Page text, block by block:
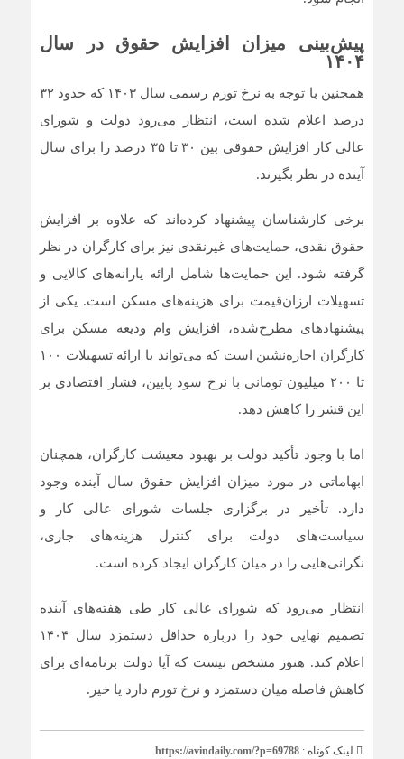
پیش‌بینی میزان افزایش حقوق در سال
۱۴۰۴
همچنین با توجه به نرخ تورم رسمی سال ۱۴۰۳ که حدود ۳۲
درصد اعلام شده است، انتظار می‌رود دولت و شورای
عالی کار افزایش حقوقی بین ۳۰ تا ۳۵ درصد را برای سال
آینده در نظر بگیرند.
برخی کارشناسان پیشنهاد کرده‌اند که علاوه بر افزایش
حقوق نقدی، حمایت‌های غیرنقدی نیز برای کارگران در نظر
گرفته شود. این حمایت‌ها شامل ارائه یارانه‌های کالایی و
تسهیلات ارزان‌قیمت برای هزینه‌های مسکن است. یکی از
پیشنهادهای مطرح‌شده، افزایش وام ودیعه مسکن برای
کارگران اجاره‌نشین است که می‌تواند با ارائه تسهیلات ۱۰۰
تا ۲۰۰ میلیون تومانی با نرخ سود پایین، فشار اقتصادی بر
این قشر را کاهش دهد.
اما با وجود تأکید دولت بر بهبود معیشت کارگران، همچنان
ابهاماتی در مورد میزان افزایش حقوق سال آینده وجود
دارد. تأخیر در برگزاری جلسات شورای عالی کار و
سیاست‌های دولت برای کنترل هزینه‌های جاری،
نگرانی‌هایی را در میان کارگران ایجاد کرده است.
انتظار می‌رود که شورای عالی کار طی هفته‌های آینده
تصمیم نهایی خود را درباره حداقل دستمزد سال ۱۴۰۴
اعلام کند. هنوز مشخص نیست که آیا دولت برنامه‌ای برای
کاهش فاصله میان دستمزد و نرخ تورم دارد یا خیر.
لینک کوتاه : https://avindaily.com/?p=69788